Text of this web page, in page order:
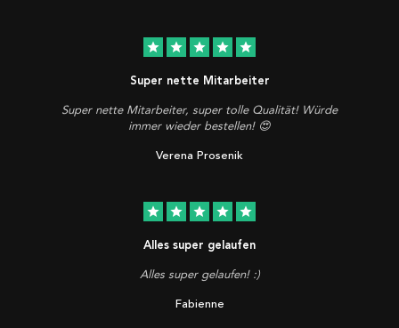
star star star star star
Super nette Mitarbeiter
Super nette Mitarbeiter, super tolle Qualität! Würde
immer wieder bestellen! 😍
Verena Prosenik
star star star star star
Alles super gelaufen
Alles super gelaufen! :)
Fabienne